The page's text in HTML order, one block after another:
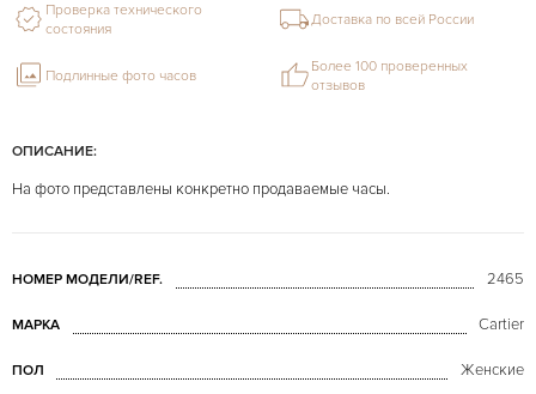
ОПИСАНИЕ:
На фото представлены конкретно продаваемые часы.
НОМЕР МОДЕЛИ/REF. 2465
МАРКА Cartier
ПОЛ Женские
Проверка технического
состояния
Доставка по всей России
Подлинные фото часов
Более 100 проверенных
отзывов